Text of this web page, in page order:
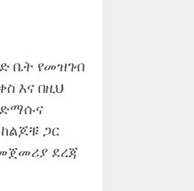
ቤት የመዝገብ
እና በዚህ
ጋር
ደረጃ